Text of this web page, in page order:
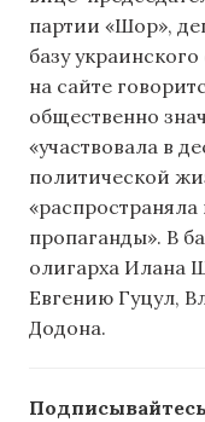
партии «Шор»,
базу
на сайте
общественно
«участвовала в
политической
пропаганды». В
олигарха Илана
Евгению Гуцул,
Додона.